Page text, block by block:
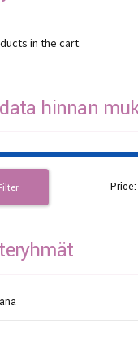
in the cart.
hinnan
Price: